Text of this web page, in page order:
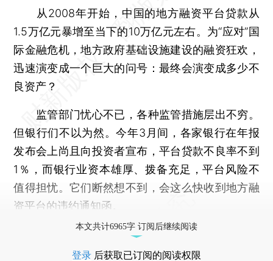
从2008年开始，中国的地方融资平台贷款从
1.5万亿元暴增至当下的10万亿元左右。为“应对”国
际金融危机，地方政府基础设施建设的融资狂欢，
迅速演变成一个巨大的问号：最终会演变成多少不
良资产？
监管部门忧心不已，各种监管措施层出不穷。
但银行们不以为然。今年3月间，各家银行在年报
发布会上尚且向投资者宣布，平台贷款不良率不到
1％，而银行业资本雄厚、拨备充足，平台风险不
值得担忧。它们断然想不到，会这么快收到地方融
资平台的违约通知函。
本文共计6965字 订阅后继续阅读
登录 后获取已订阅的阅读权限